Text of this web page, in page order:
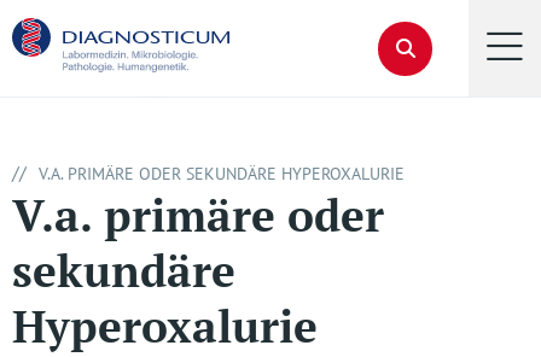
// V.A. PRIMÄRE ODER SEKUNDÄRE HYPEROXALURIE
V.a. primäre oder
sekundäre
Hyperoxalurie